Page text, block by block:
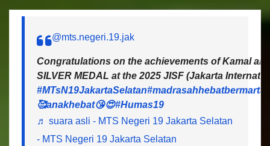
@mts.negeri.19.jak
Congratulations on the achievements of Kamal
SILVER MEDAL at the 2025 JISF (Jakarta
#MTsN19JakartaSelatan
🥰anakhebat😘😍#Humas19
♬ suara asli - MTS Negeri 19 Jakarta Selatan
- MTS Negeri 19 Jakarta Selatan